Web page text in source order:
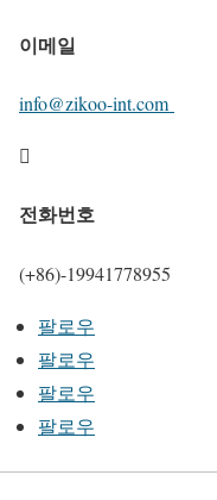
이메일
info@zikoo-int.com

전화번호
(+86)-19941778955
팔로우
팔로우
팔로우
팔로우